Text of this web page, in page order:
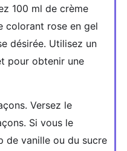
100 ml de crème
colorant rose en gel
désirée. Utilisez un
pour obtenir une
Versez le
Si vous le
de vanille ou du sucre